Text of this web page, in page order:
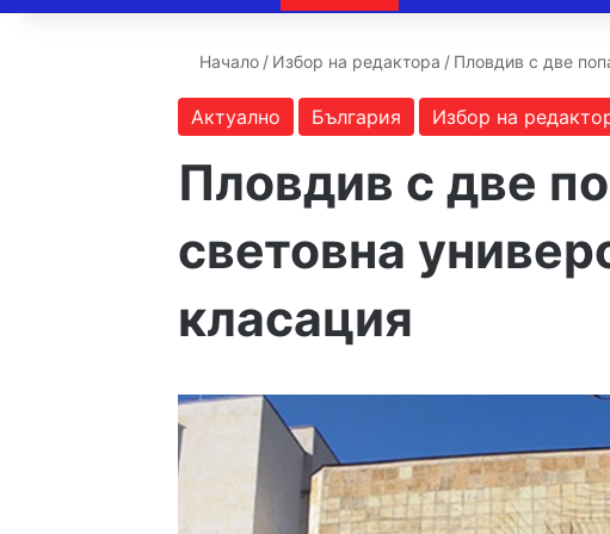
Начало / Избор на редактора / Пловдив с две
Актуално България Избор на
Пловдив с две
световна
класация